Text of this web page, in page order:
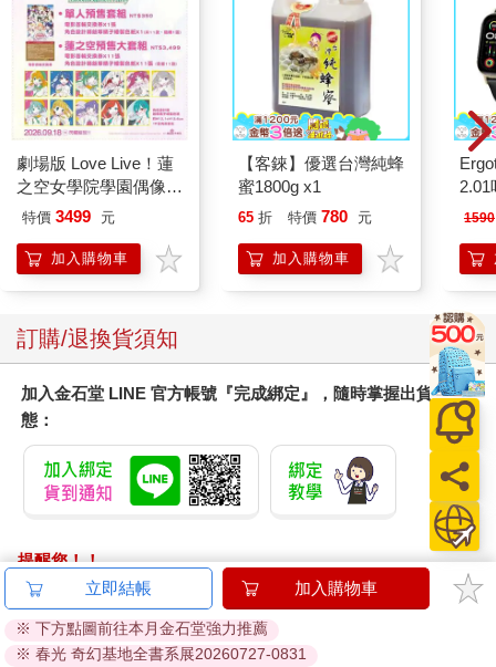
劇場版 Love Live！蓮
之空女學院學園偶像俱
樂部 Bloom Garden
組
特價 3499 元
加入購物車
【客錸】優選台灣純蜂
蜜1800g x1
65 折 特價 780 元
加入購物車
2.01
1590
訂購/退換貨須知
加入金石堂 LINE 官方帳號『完成綁定』，隨時掌握出貨動
態：
提醒您！！
金石堂及銀行均不會請您操作ATM! 如接獲電話要求您前往
ATM提款機，請不要聽從指示，以免受騙上當！
退換貨須知：
立即結帳 加入購物車
※ 下方點圖前往本月金石堂強力推薦
※ 春光 奇幻基地全書系展20260727-0831